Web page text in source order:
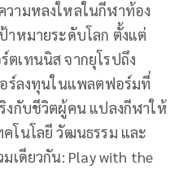
ามหลงใหลในกีฬาท้อง
าหมายระดับโลก ตั้งแต่
เทนนิส จากยุโรปถึง
อร์ลงทุนในแพลตฟอร์มที่
งกับชีวิตผู้คน แปลงกีฬาให้
โนโลยี วัฒนธรรม และ
เดียวกัน: Play with the